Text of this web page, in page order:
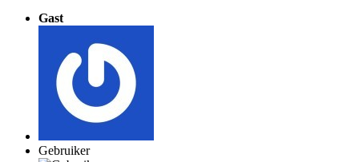
Gast
Gebruiker